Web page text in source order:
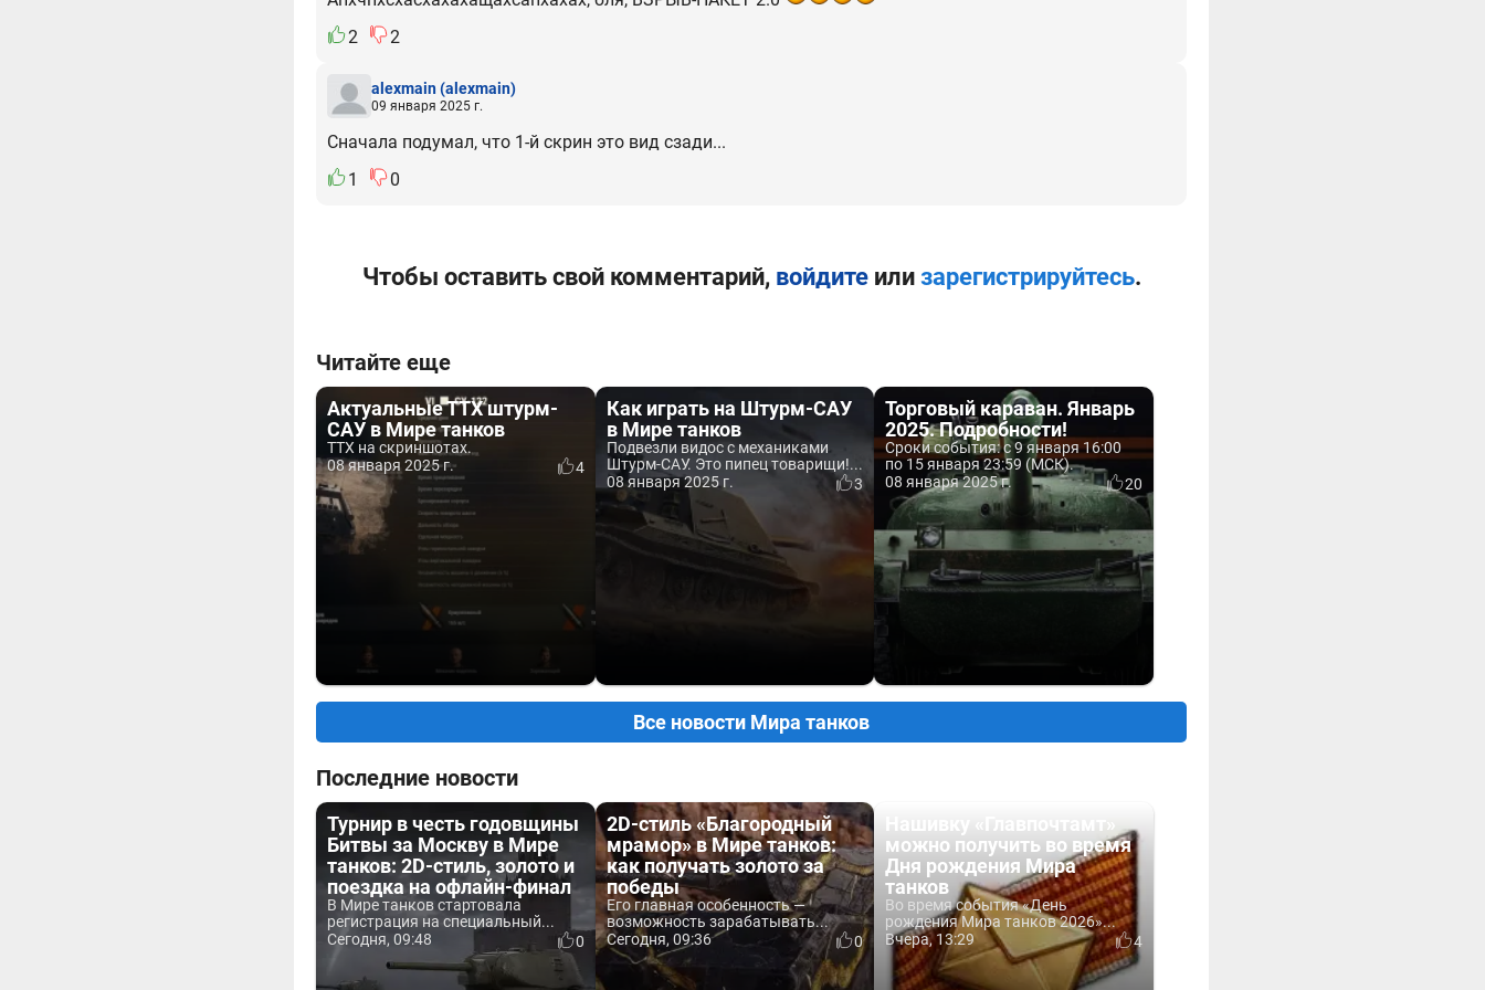
2
2
alexmain(alexmain)
09 января 2025 г.
Сначала подумал, что 1-й скрин это вид сзади...
1
0
Чтобы оставить свой комментарий, войдитеили зарегистрируйтесь.
Читайте еще
Актуальные ТТХ штурм-
САУ в Мире танков
ТТХ на скриншотах.
08 января 2025 г.
4
Как играть на Штурм-САУ
в Мире танков
Подвезли видос с механиками
Штурм-САУ. Это пипец товарищи!...
08 января 2025 г.
3
Торговый караван. Январь
2025. Подробности!
Сроки события: с 9 января 16:00
по 15 января 23:59 (МСК).
08 января 2025 г.
20
Все новости Мира танков
Последние новости
Турнир в честь годовщины
Битвы за Москву в Мире
танков: 2D-стиль, золото и
поездка на офлайн-финал
В Мире танков стартовала
регистрация на специальный...
Сегодня, 09:48
0
2D-стиль «Благородный
мрамор» в Мире танков:
как получать золото за
победы
Его главная особенность —
возможность зарабатывать...
Сегодня, 09:36
0
Нашивку «Главпочтамт»
можно получить во время
Дня рождения Мира
танков
Во время события «День
рождения Мира танков 2026»...
Вчера, 13:29
4